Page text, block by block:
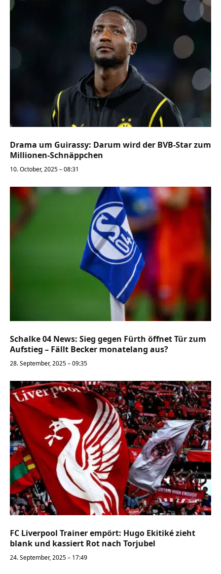
Drama um Guirassy: Darum wird der BVB-Star zum
Millionen-Schnäppchen
10. October, 2025 – 08:31
Schalke 04 News: Sieg gegen Fürth öffnet Tür zum
Aufstieg – Fällt Becker monatelang aus?
28. September, 2025 – 09:35
FC Liverpool Trainer empört: Hugo Ekitiké zieht
blank und kassiert Rot nach Torjubel
24. September, 2025 – 17:49